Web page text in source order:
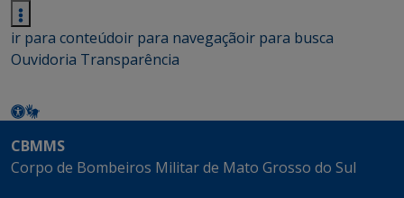
ir para conteúdoir para navegaçãoir para busca
Ouvidoria Transparência
CBMMS
Corpo de Bombeiros Militar de Mato Grosso do Sul